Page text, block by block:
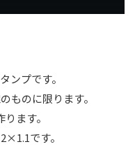
ンプです。
ものに限ります。
ます。
です。